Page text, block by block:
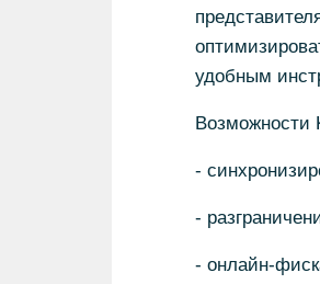
удобным
Возможности
-
-
- онлайн-